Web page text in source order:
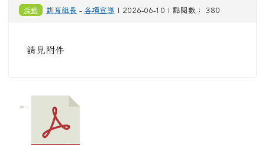
活動 訓育組長 - 各項宣導 | 2026-06-10 | 點閱數： 380
請見附件